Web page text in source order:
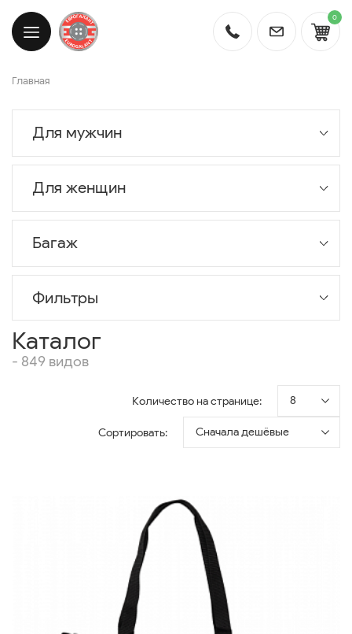
0
Главная
Для мужчин
Для женщин
Багаж
Фильтры
Каталог
- 849 видов
Количество на странице: 8
Сортировать: Сначала дешёвые